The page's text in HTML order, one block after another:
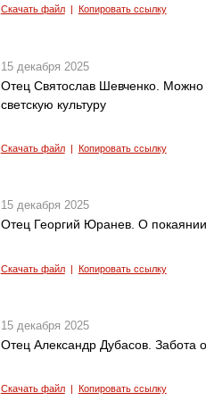
Скачать файл| Копировать ссылку
15 декабря 2025
Отец Святослав Шевченко.
светскую культуру
Скачать файл| Копировать ссылку
15 декабря 2025
Отец Георгий Юранев. О покаянии
Скачать файл| Копировать ссылку
15 декабря 2025
Отец Александр Дубасов. Забота
Скачать файл| Копировать ссылку